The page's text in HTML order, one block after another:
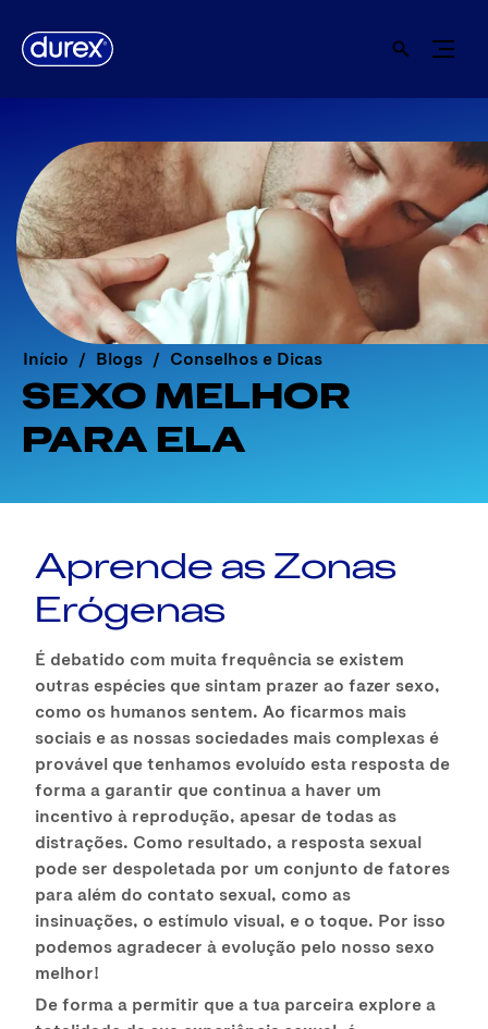
Início Blogs Conselhos e Dicas
SEXO MELHOR
PARA ELA
Aprende as Zonas
Erógenas
É debatido com muita frequência se existem
outras espécies que sintam prazer ao fazer sexo,
como os humanos sentem. Ao ficarmos mais
sociais e as nossas sociedades mais complexas é
provável que tenhamos evoluído esta resposta de
forma a garantir que continua a haver um
incentivo à reprodução, apesar de todas as
distrações. Como resultado, a resposta sexual
pode ser despoletada por um conjunto de fatores
para além do contato sexual, como as
insinuações, o estímulo visual, e o toque. Por isso
podemos agradecer à evolução pelo nosso sexo
melhor!
De forma a permitir que a tua parceira explore a